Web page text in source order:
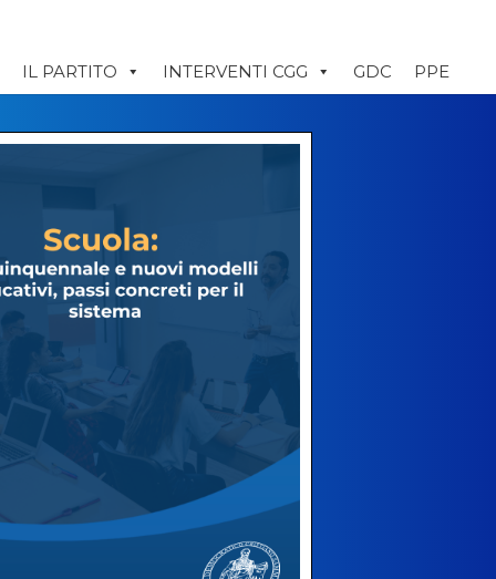
IL PARTITO INTERVENTI CGG GDC PPE